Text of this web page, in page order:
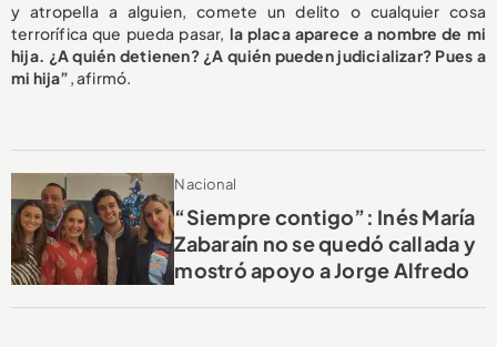
y atropella a alguien, comete un delito o cualquier cosa
terrorífica que pueda pasar, la placa aparece a nombre de mi
hija. ¿A quién detienen? ¿A quién pueden judicializar? Pues a
mi hija”, afirmó.
Nacional
“Siempre contigo”: Inés María
Zabaraín no se quedó callada y
mostró apoyo a Jorge Alfredo